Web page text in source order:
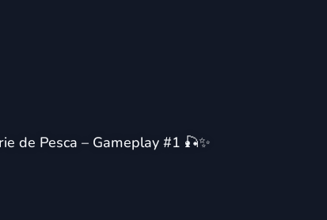
de Pesca – Gameplay #1 🎣✨